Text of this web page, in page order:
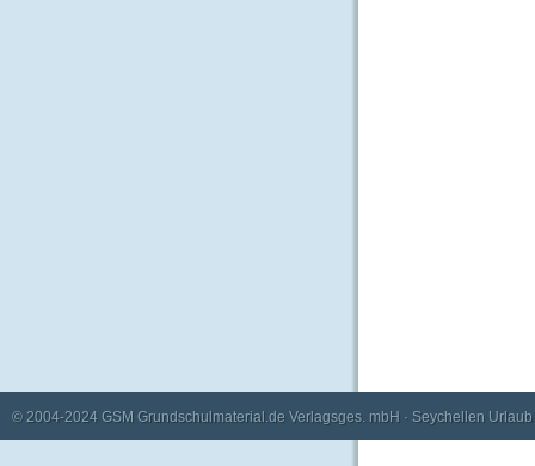
© 2004-2024 GSM Grundschulmaterial.de Verlagsges. mbH · Seychellen Urlaub